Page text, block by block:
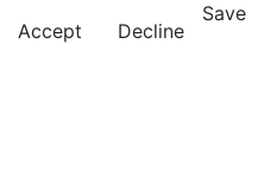
Accept
Decline
Save